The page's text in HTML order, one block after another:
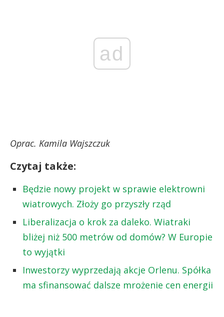
ad
Oprac. Kamila Wajszczuk
Czytaj także:
Będzie nowy projekt w sprawie elektrowni
wiatrowych. Złoży go przyszły rząd
Liberalizacja o krok za daleko. Wiatraki
bliżej niż 500 metrów od domów? W Europie
to wyjątki
Inwestorzy wyprzedają akcje Orlenu. Spółka
ma sfinansować dalsze mrożenie cen energii